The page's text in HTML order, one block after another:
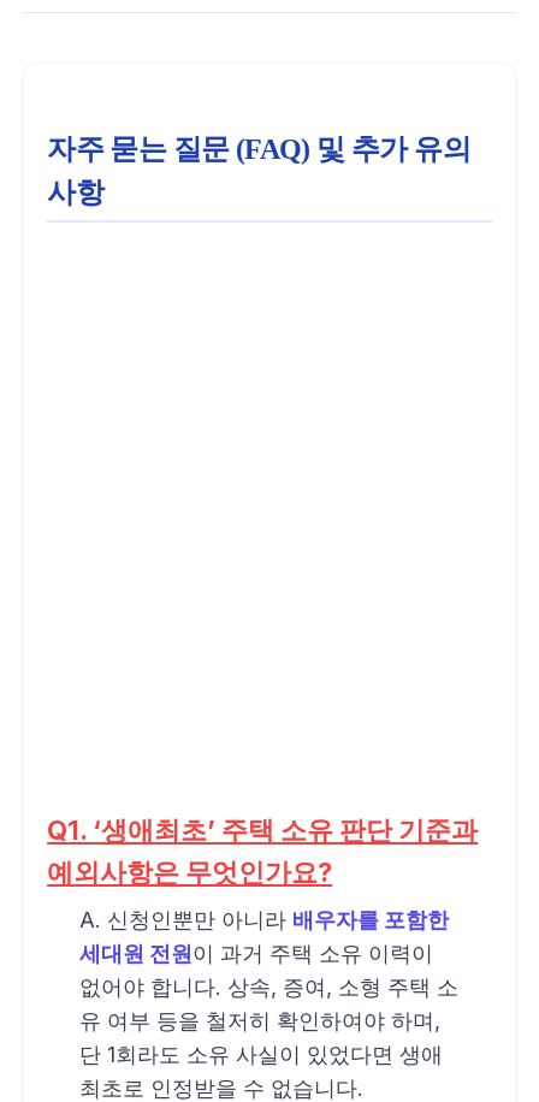
자주 묻는 질문 (FAQ) 및 추가 유의
사항
Q1. ‘생애최초’ 주택 소유 판단 기준과
예외사항은 무엇인가요?
A. 신청인뿐만 아니라 배우자를 포함한
세대원 전원이 과거 주택 소유 이력이
없어야 합니다. 상속, 증여, 소형 주택 소
유 여부 등을 철저히 확인하여야 하며,
단 1회라도 소유 사실이 있었다면 생애
최초로 인정받을 수 없습니다.